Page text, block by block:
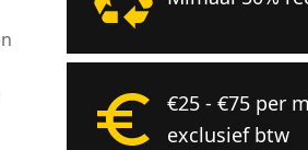
€25 - €75 per m
exclusief btw